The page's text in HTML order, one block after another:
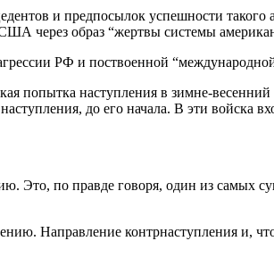
и предпосылок успешности
через образ “жертвы системы
РФ и поствоенной
попытка наступления в зимне-
до его начала. В эти
Это, по правде говоря, один из самых
Направление контрнаступления и,